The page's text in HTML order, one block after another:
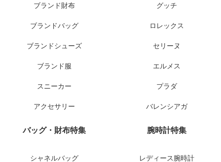
ブランド財布
ブランドバッグ
ブランドシューズ
ブランド服
スニーカー
アクセサリー
グッチ
ロレックス
セリーヌ
エルメス
プラダ
バレンシアガ
バッグ・財布特集
シャネルバッグ
腕時計特集
レディース腕時計